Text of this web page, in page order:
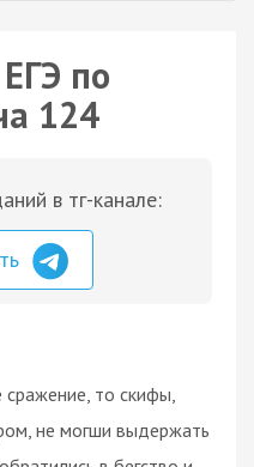
по
124
в тг-канале:
сражение, то скифы,
не могши выдержать